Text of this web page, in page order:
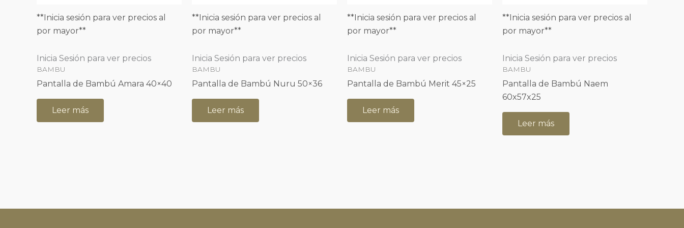
**Inicia sesión para ver precios al
por mayor**
Inicia Sesión para ver precios
BAMBU
Pantalla de Bambú Amara 40×40
Leer más
**Inicia sesión para ver precios al
por mayor**
Inicia Sesión para ver precios
BAMBU
Pantalla de Bambú Nuru 50×36
Leer más
**Inicia sesión para ver precios al
por mayor**
Inicia Sesión para ver precios
BAMBU
Pantalla de Bambú Merit 45×25
Leer más
**Inicia sesión para ver precios al
por mayor**
Inicia Sesión para ver precios
BAMBU
Pantalla de Bambú Naem
60x57x25
Leer más